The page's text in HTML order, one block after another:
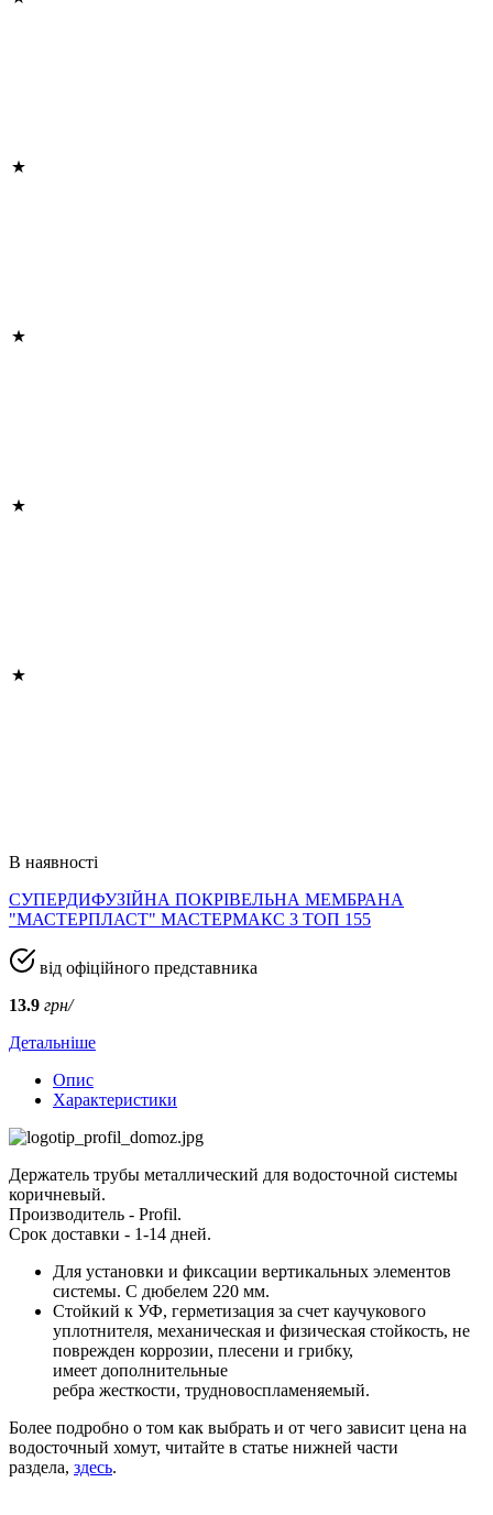
В наявності
СУПЕРДИФУЗІЙНА ПОКРІВЕЛЬНА МЕМБРАНА
"МАСТЕРПЛАСТ" МАСТЕРМАКС 3 ТОП 155
від офіційного представника
13.9 грн/
Детальніше
Опис
Характеристики
Держатель трубы металлический для водосточной системы
коричневый.
Производитель - Profil.
Срок доставки - 1-14 дней.
Для установки и фиксации вертикальных элементов
системы. С дюбелем 220 мм.
Стойкий к УФ, герметизация за счет каучукового
уплотнителя, механическая и физическая стойкость, не
поврежден коррозии, плесени и грибку,
имеет дополнительные
ребра жесткости, трудновоспламеняемый.
Более подробно о том как выбрать и от чего зависит цена на
водосточный хомут, читайте в статье нижней части
раздела, здесь.